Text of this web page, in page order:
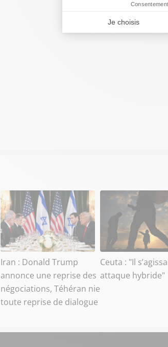
Iran : Donald Trump
annonce une reprise des
négociations, Téhéran nie
toute reprise de dialogue
Ceuta : "Il
attaque hybride"